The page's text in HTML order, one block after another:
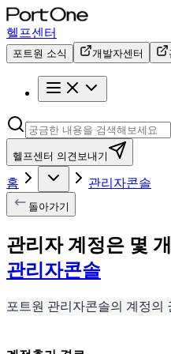
헬프센터
포트원 소식 개발자센터
헬프센터 의견보내기
홈 관리자콘솔
돌아가기
관리자 계정은 몇
관리자콘솔
포트원 관리자콘솔의 계정의